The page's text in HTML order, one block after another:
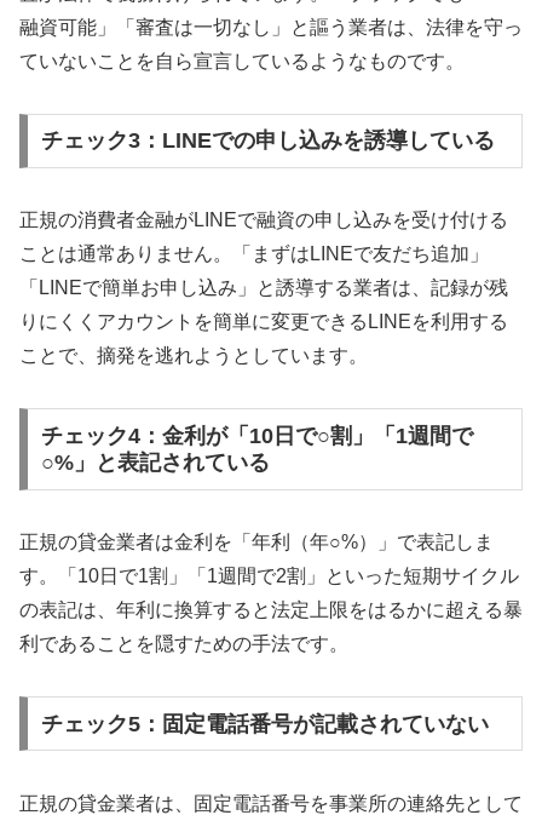
融資可能」「審査は一切なし」と謳う業者は、法律を守っ
ていないことを自ら宣言しているようなものです。
チェック3：LINEでの申し込みを誘導している
正規の消費者金融がLINEで融資の申し込みを受け付ける
ことは通常ありません。「まずはLINEで友だち追加」
「LINEで簡単お申し込み」と誘導する業者は、記録が残
りにくくアカウントを簡単に変更できるLINEを利用する
ことで、摘発を逃れようとしています。
チェック4：金利が「10日で○割」「1週間で
○%」と表記されている
正規の貸金業者は金利を「年利（年○%）」で表記しま
す。「10日で1割」「1週間で2割」といった短期サイクル
の表記は、年利に換算すると法定上限をはるかに超える暴
利であることを隠すための手法です。
チェック5：固定電話番号が記載されていない
正規の貸金業者は、固定電話番号を事業所の連絡先として